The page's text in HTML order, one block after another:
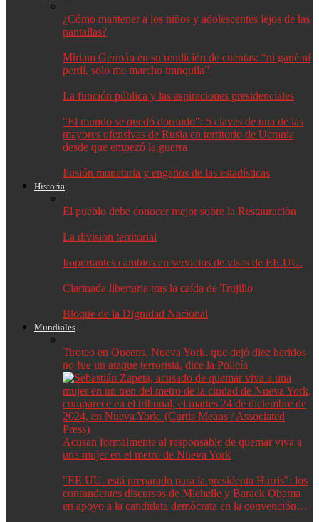
¿Cómo mantener a los niños y adolescentes lejos de las
pantallas?
Miriam Germán en su rendición de cuentas: “ni gané ni
perdí, solo me marcho tranquila”
La función pública y las aspiraciones presidenciales
"El mundo se quedó dormido": 5 claves de una de las
mayores ofensivas de Rusia en territorio de Ucrania
desde que empezó la guerra
Ilusión monetaria y engaños de las estadísticas
Historia
El pueblo debe conocer mejor sobre la Restauración
La division territorial
Importantes cambios en servicios de visas de EE.UU.
Clarinada libertaria tras la caída de Trujillo
Bloque de la Dignidad Nacional
Mundiales
Tiroteo en Queens, Nueva York, que dejó diez heridos
no fue un ataque terrorista, dice la Policía
Acusan formalmente al responsable de quemar viva a
una mujer en el metro de Nueva York
"EE.UU. está preparado para la presidenta Harris": los
contundentes discursos de Michelle y Barack Obama
en apoyo a la candidata demócrata en la convención…